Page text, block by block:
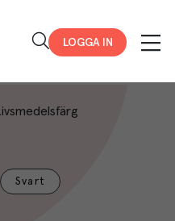
LOGGA IN
Livsmedelsfärg
Svart